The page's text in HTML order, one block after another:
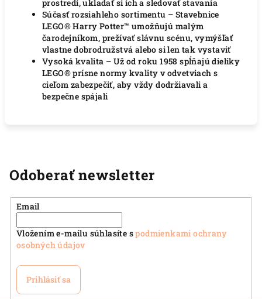
prostredí, ukladať si ich a sledovať stavania
Súčasť rozsiahleho sortimentu – Stavebnice
LEGO® Harry Potter™ umožňujú malým
čarodejníkom, prežívať slávnu scénu, vymýšľať
vlastne dobrodružstvá alebo si len tak vystaviť
Vysoká kvalita – Už od roku 1958 spĺňajú dieliky
LEGO® prísne normy kvality v odvetviach s
cieľom zabezpečiť, aby vždy dodržiavali a
bezpečne spájali
Odoberať newsletter
Email
Vložením e-mailu súhlasíte spodmienkami ochrany
osobných údajov
Prihlásiť sa